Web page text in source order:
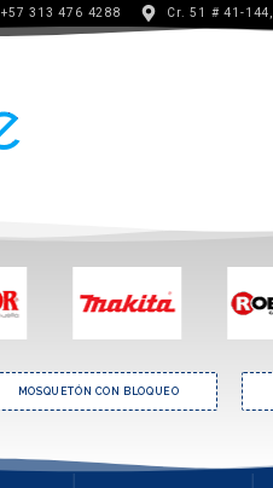
+57 313 476 4288 Cr. 51 # 41-
MOSQUETÓN CON BLOQUEO